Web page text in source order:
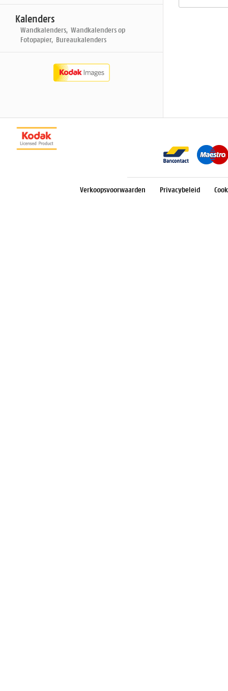
Kalenders
Wandkalenders, Wandkalenders op
Fotopapier, Bureaukalenders
Verkoopsvoorwaarden Privacybeleid